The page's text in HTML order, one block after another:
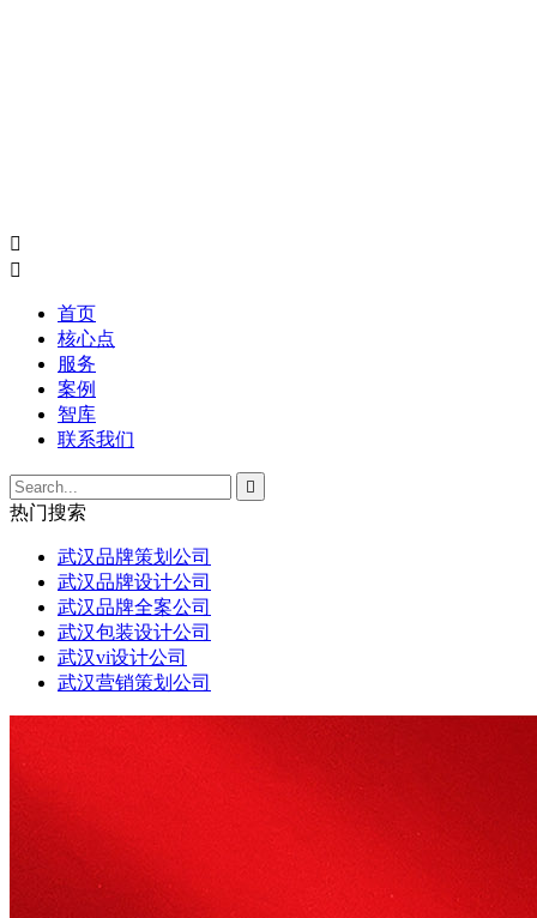


首页
核心点
服务
案例
智库
联系我们

热门搜索
武汉品牌策划公司
武汉品牌设计公司
武汉品牌全案公司
武汉包装设计公司
武汉vi设计公司
武汉营销策划公司